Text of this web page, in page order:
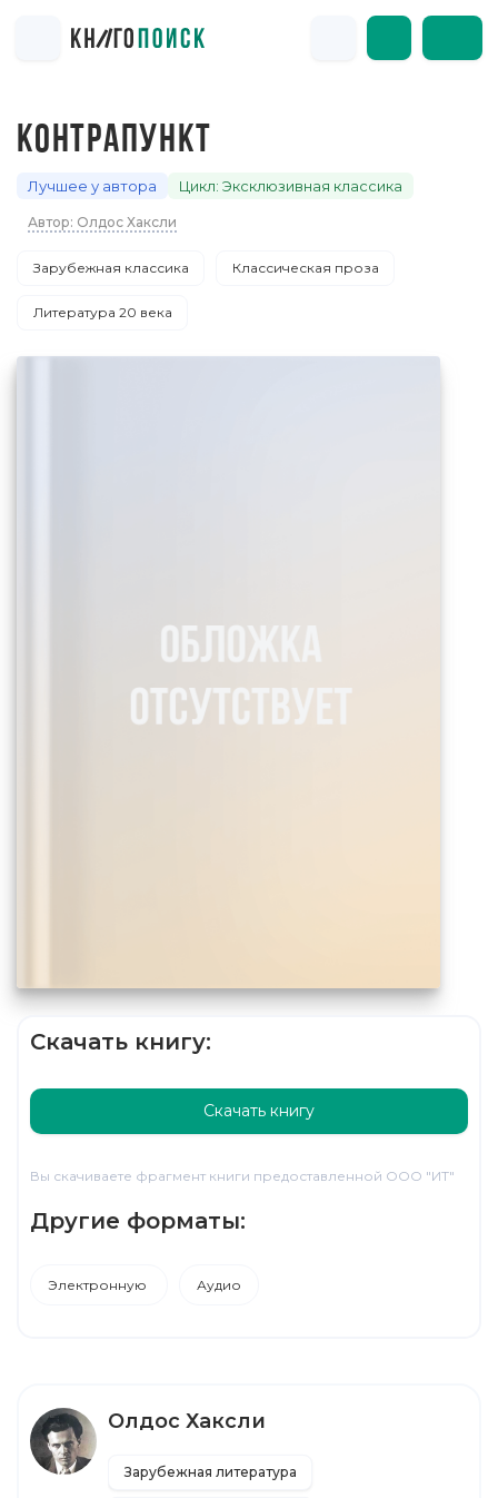
КОНТРАПУНКТ
Лучшее у автора Цикл: Эксклюзивная классика
Автор: Олдос Хаксли
Зарубежная классика Классическая проза
Литература 20 века
Скачать книгу:
Скачать книгу
Вы скачиваете фрагмент книги предоставленной ООО "ИТ"
Другие форматы:
Электронную Аудио
Олдос Хаксли
Зарубежная литература